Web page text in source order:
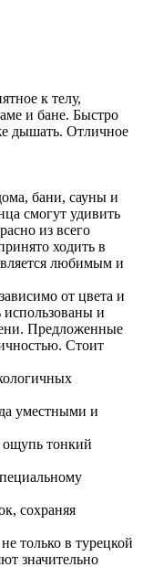
к телу,
и бане. Быстро
дышать. Отличное
бани, сауны и
смогут удивить
из всего
ходить в
любимым и
от цвета и
использованы и
Предложенные
Стоит
уместными и
тонкий
сохраняя
только в турецкой
значительно